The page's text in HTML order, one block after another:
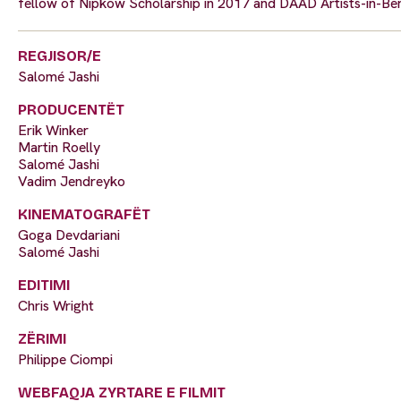
REGJISOR/E
Salomé Jashi
PRODUCENTËT
Erik Winker
Martin Roelly
Salomé Jashi
Vadim Jendreyko
KINEMATOGRAFËT
Goga Devdariani
Salomé Jashi
EDITIMI
Chris Wright
ZËRIMI
Philippe Ciompi
WEBFAQJA ZYRTARE E FILMIT